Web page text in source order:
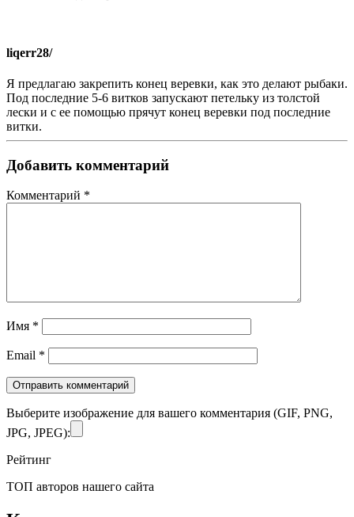
liqerr28/
Я предлагаю закрепить конец веревки, как это делают рыбаки.
Под последние 5-6 витков запускают петельку из толстой
лески и с ее помощью прячут конец веревки под последние
витки.
Добавить комментарий
Комментарий *
Имя *
Email *
Выберите изображение для вашего комментария (GIF, PNG,
JPG, JPEG):
Рейтинг
ТОП авторов нашего сайта